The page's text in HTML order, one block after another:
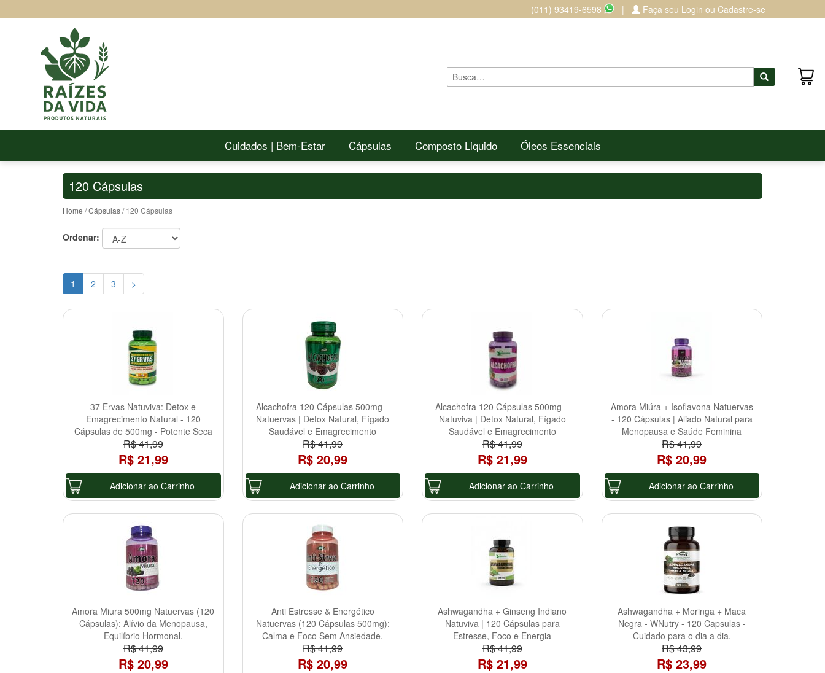
(011) 93419-6598 | Faça seu Login ou Cadastre-se
Cuidados | Bem-Estar Cápsulas Composto Liquido Óleos Essenciais
120 Cápsulas
Home /Cápsulas/ 120 Cápsulas
Ordenar:
1 2 3 >
37 Ervas Natuviva: Detox e
Emagrecimento Natural - 120
Cápsulas de 500mg - Potente Seca
Barriga!
R$ 41,99
R$ 21,99
Adicionar ao Carrinho
Alcachofra 120 Cápsulas 500mg –
Natuervas | Detox Natural, Fígado
Saudável e Emagrecimento
R$ 41,99
R$ 20,99
Adicionar ao Carrinho
Alcachofra 120 Cápsulas 500mg –
Natuviva | Detox Natural, Fígado
Saudável e Emagrecimento
R$ 41,99
R$ 21,99
Adicionar ao Carrinho
Amora Miúra + Isoflavona Natuervas
- 120 Cápsulas | Aliado Natural para
Menopausa e Saúde Feminina
R$ 41,99
R$ 20,99
Adicionar ao Carrinho
Amora Miura 500mg Natuervas (120
Cápsulas): Alívio da Menopausa,
Equilíbrio Hormonal.
R$ 41,99
R$ 20,99
Anti Estresse & Energético
Natuervas (120 Cápsulas 500mg):
Calma e Foco Sem Ansiedade.
R$ 41,99
R$ 20,99
Ashwagandha + Ginseng Indiano
Natuviva | 120 Cápsulas para
Estresse, Foco e Energia
R$ 41,99
R$ 21,99
Ashwagandha + Moringa + Maca
Negra - WNutry - 120 Capsulas -
Cuidado para o dia a dia.
R$ 43,99
R$ 23,99